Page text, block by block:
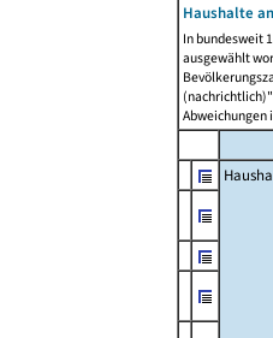
Haushalte
In bundesweit
ausgewählt
Abweichungen